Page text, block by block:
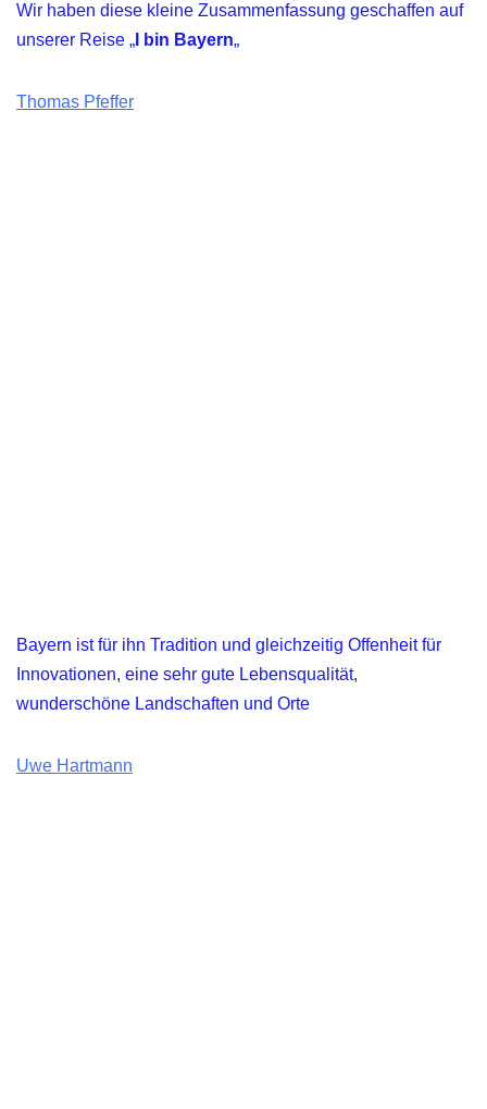
Wir haben diese kleine Zusammenfassung geschaffen auf
unserer Reise „ I bin Bayern„
Thomas Pfeffer
Bayern ist für ihn Tradition und gleichzeitig Offenheit für
Innovationen, eine sehr gute Lebensqualität,
wunderschöne Landschaften und Orte
Uwe Hartmann